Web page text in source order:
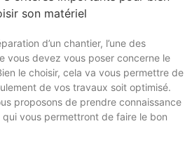
d’un chantier, l’une des
vous devez vous poser concerne le
le choisir, cela va vous permettre de
de vos travaux soit optimisé.
proposons de prendre connaissance
vous permettront de faire le bon